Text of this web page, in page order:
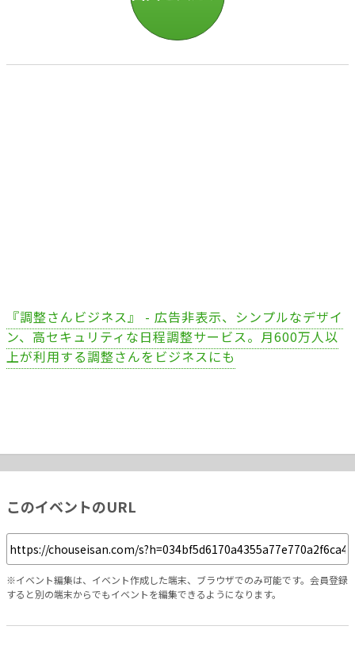
『調整さんビジネス』 - 広告非表示、シンプルなデザイ
ン、高セキュリティな日程調整サービス。月600万人以
上が利用する調整さんをビジネスにも
このイベントのURL
※イベント編集は、イベント作成した端末、ブラウザでのみ可能です。会員登録
すると別の端末からでもイベントを編集できるようになります。